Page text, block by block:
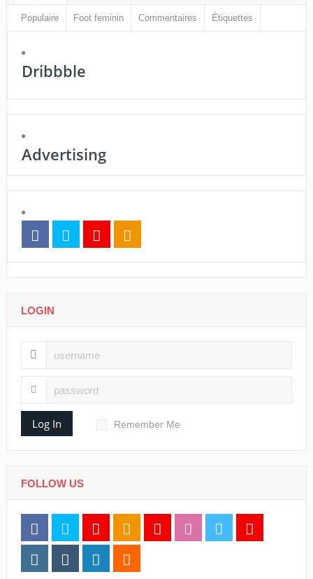
Populaire Foot feminin Commentaires Étiquettes
Dribbble
Advertising
LOGIN
Log In Remember Me
FOLLOW US